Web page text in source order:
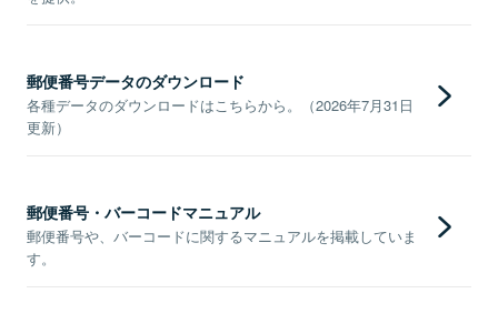
郵便番号データのダウンロード
各種データのダウンロードはこちらから。（2026年7月31日
更新）
郵便番号・バーコードマニュアル
郵便番号や、バーコードに関するマニュアルを掲載していま
す。